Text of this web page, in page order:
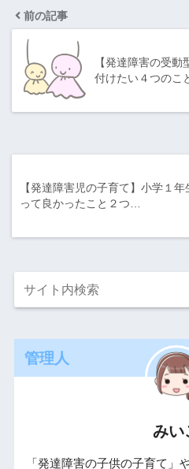
前の記事
【発達障害の受
付けたい４つのこ
【発達障害児の子育て】小学１
って良かったこと２つ…
管理人
みい
「発達障害の子供の子育て」